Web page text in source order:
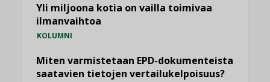
Yli miljoona kotia on vailla toimivaa
ilmanvaihtoa
KOLUMNI
Miten varmistetaan EPD-dokumenteista
saatavien tietojen vertailukelpoisuus?